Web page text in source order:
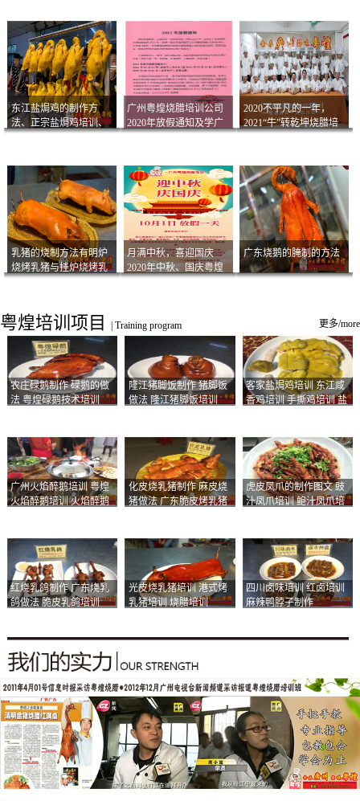
东江盐焗鸡的制作方
法、正宗盐焗鸡培训、
广州粤煌烧腊培训公司
2020年放假通知及学广
2020不平凡的一年，
2021“牛”转乾坤烧腊培
乳猪的烧制方法有明炉
烧烤乳猪与挂炉烧烤乳
月满中秋，喜迎国庆
2020年中秋、国庆粤煌
广东烧鹅的腌制的方法
粤煌培训项目 Training program 更多/more
农庄碌鹅制作 碌鹅的做
法 粤煌碌鹅技术培训
隆江猪脚饭制作 猪脚饭
做法 隆江猪脚饭培训
客家盐焗鸡培训 东江咸
香鸡培训 手撕鸡培训 盐
广州火焰醉鹅培训 粤煌
火焰醉鹅培训 火焰醉鹅
化皮烧乳猪制作 麻皮烧
猪做法 广东脆皮烤乳猪
虎皮凤爪的制作图文 豉
汁凤爪培训 鲍汁凤爪培
红烧乳鸽制作 广东烧乳
鸽做法 脆皮乳鸽培训
光皮烧乳猪培训 港式烤
乳猪培训 烧腊培训
四川卤味培训 红卤培训
麻辣鸭脖子制作